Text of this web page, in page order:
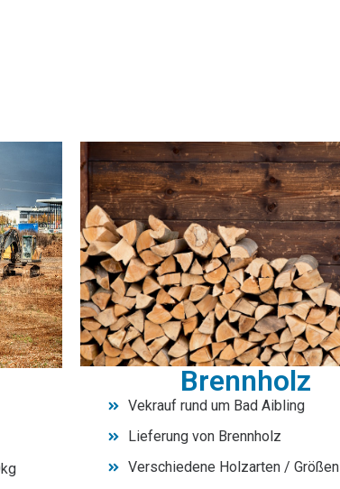
Brennholz
Vekrauf rund um Bad Aibling
Lieferung von Brennholz
Verschiedene Holzarten / Größen